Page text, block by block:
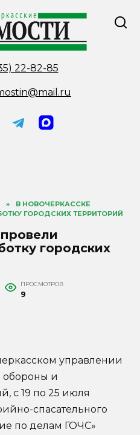
22-82-85
»
В НОВОЧЕРКАССКЕ
ГОРОДСКИХ ТЕРРИТОРИЙ
городских
ПРОСМОТРОВ
9
управлении
обороны и
с 19 по 25 июля
спасательного
по делам ГОЧС»